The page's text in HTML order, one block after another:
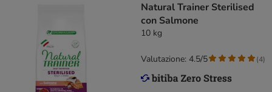
Natural Trainer Sterilised
con Salmone
10 kg
Valutazione: 4.5/5 (4)